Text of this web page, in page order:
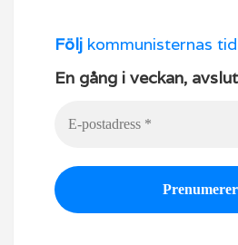
Följ kommunisternas
En gång i veckan,